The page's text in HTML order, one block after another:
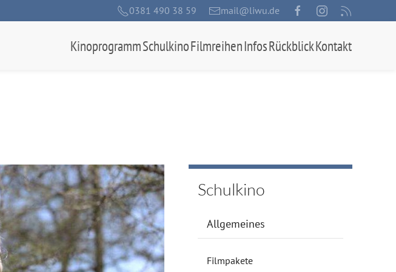
0381 490 38 59 mail@liwu.de
KinoprogrammSchulkinoFilmreihenInfosRückblickKontakt
Schulkino
Allgemeines
Filmpakete